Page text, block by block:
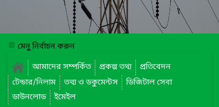
মেনু নির্বাচন করুন
আমাদের সম্পর্কিত
প্রকল্প তথ্য
প্রতিবেদন
টেন্ডার/নিলাম
তথ্য ও ডকুমেন্টস
ডিজিটাল সেবা
ডাউনলোড
ইমেইল